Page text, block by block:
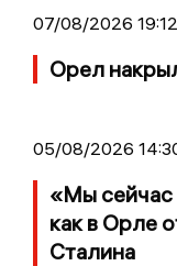
07/08/2026 19:12
Орел
05/08/2026
«Мы сейчас
как в Орле
Сталина